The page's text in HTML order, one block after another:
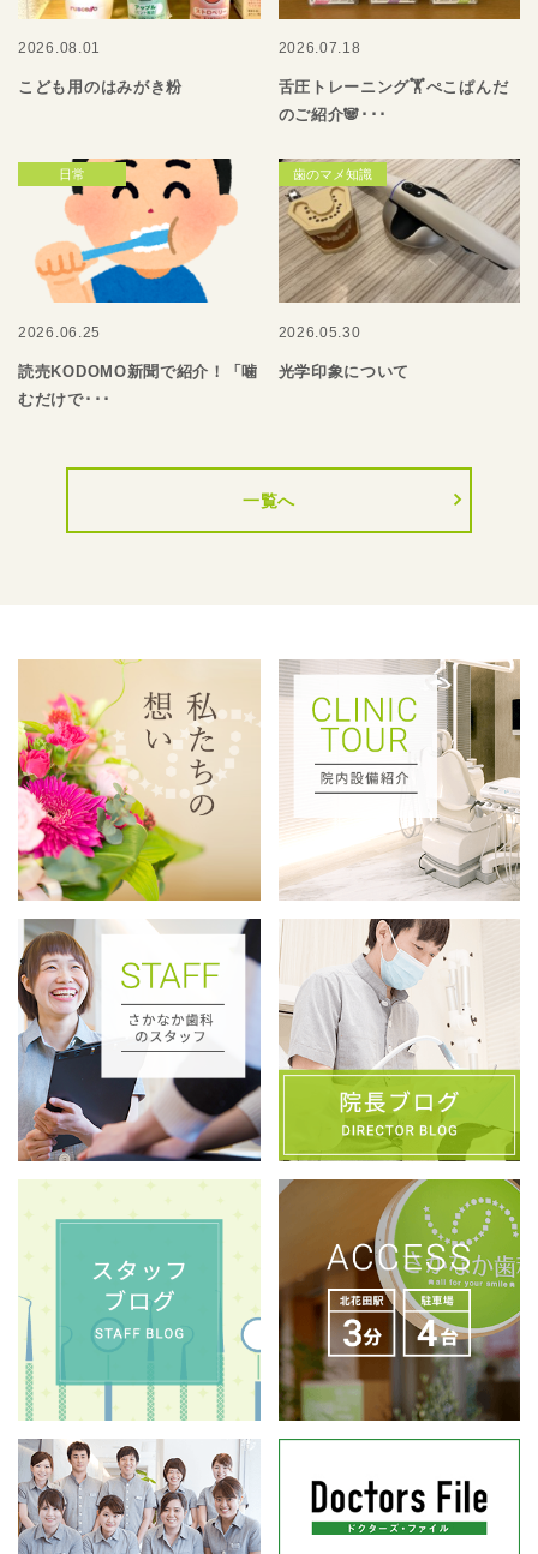
2026.08.01
こども用のはみがき粉
2026.07.18
舌圧トレーニング🏋️ぺこぱんだ
のご紹介🐼･･･
日常
2026.06.25
読売KODOMO新聞で紹介！「噛
むだけで･･･
歯のマメ知識
2026.05.30
光学印象について
一覧へ